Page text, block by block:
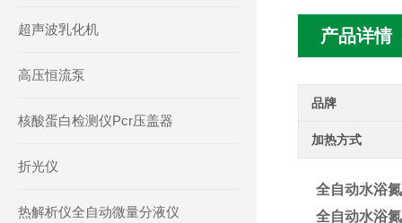
产品详情
品牌
加热方式
全自动水浴
全自动水浴
超声波乳化机
高压恒流泵
核酸蛋白检测仪Pcr压盖器
折光仪
热解析仪全自动微量分液仪